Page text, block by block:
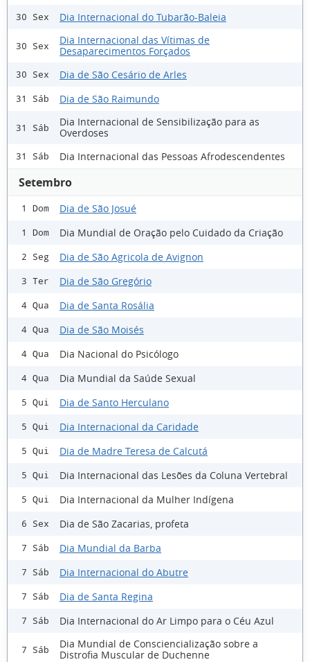
30 Sex Dia Internacional do Tubarão-Baleia
30 Sex
Dia Internacional das Vítimas de
Desaparecimentos Forçados
30 Sex Dia de São Cesário de Arles
31 Sáb Dia de São Raimundo
31 Sáb
Dia Internacional de Sensibilização para as
Overdoses
31 Sáb Dia Internacional das Pessoas Afrodescendentes
Setembro
1 Dom Dia de São Josué
1 Dom Dia Mundial de Oração pelo Cuidado da Criação
2 Seg Dia de São Agricola de Avignon
3 Ter Dia de São Gregório
4 Qua Dia de Santa Rosália
4 Qua Dia de São Moisés
4 Qua Dia Nacional do Psicólogo
4 Qua Dia Mundial da Saúde Sexual
5 Qui Dia de Santo Herculano
5 Qui Dia Internacional da Caridade
5 Qui Dia de Madre Teresa de Calcutá
5 Qui Dia Internacional das Lesões da Coluna Vertebral
5 Qui Dia Internacional da Mulher Indígena
6 Sex Dia de São Zacarias, profeta
7 Sáb Dia Mundial da Barba
7 Sáb Dia Internacional do Abutre
7 Sáb Dia de Santa Regina
7 Sáb Dia Internacional do Ar Limpo para o Céu Azul
7 Sáb
Dia Mundial de Consciencialização sobre a
Distrofia Muscular de Duchenne